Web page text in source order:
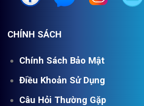
CHÍNH SÁCH
Chính Sách Bảo Mật
Điều Khoản Sử Dụng
Câu Hỏi Thường Gặp